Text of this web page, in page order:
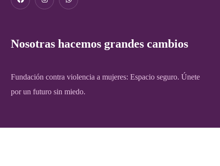
Nosotras hacemos grandes cambios
Fundación contra violencia a mujeres: Espacio seguro. Únete
por un futuro sin miedo.